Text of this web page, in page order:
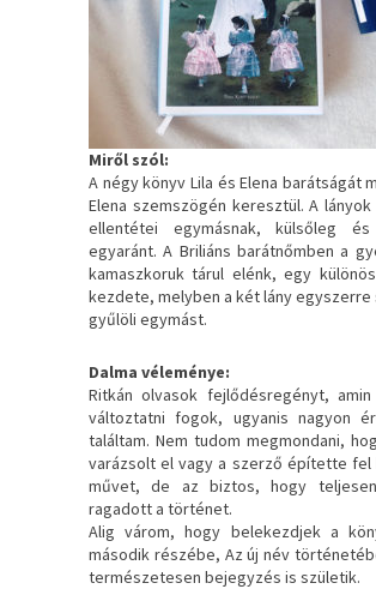
Miről szól:
A négy könyv Lila és Elena barátságát
Elena szemszögén keresztül. A
ellentétei egymásnak, külsőleg
egyaránt. A Briliáns barátnőmben a
kamaszkoruk tárul elénk, egy
kezdete, melyben a két lány
gyűlöli egymást.
Dalma véleménye:
Ritkán olvasok fejlődésregényt, amin
változtatni fogok, ugyanis nagyon
találtam. Nem tudom megmondani,
varázsolt el vagy a szerző építette fel
művet, de az biztos, hogy teljesen
ragadott a történet.
Alig várom, hogy belekezdjek a
második részébe, Az új név
természetesen bejegyzés is születik.